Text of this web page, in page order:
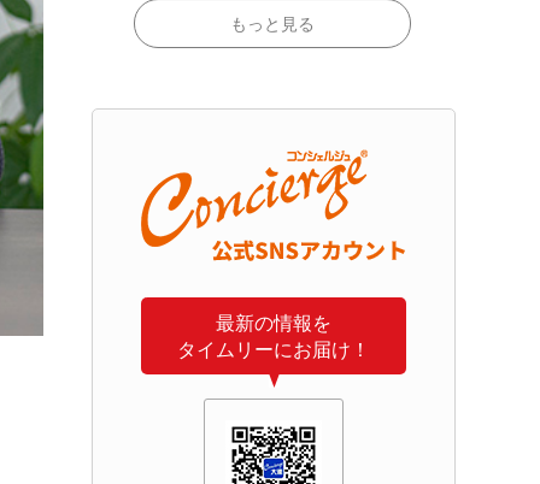
もっと見る
最新の情報を
タイムリーにお届け！